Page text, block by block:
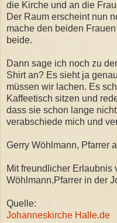
die Kirche und an die
Der Raum erscheint nun
mache den beiden
beide.
Dann sage ich noch zu
Shirt an? Es sieht ja
müssen wir lachen. Es
Kaffeetisch sitzen und
dass sie schon lange
verabschiede mich und
Gerry Wöhlmann, Pfarrer
Mit freundlicher Erlaubnis
Wöhlmann,Pfarrer in der
Quelle:
Johanneskirche Halle.de